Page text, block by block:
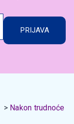
PRIJAVA
Nakon trudnoće